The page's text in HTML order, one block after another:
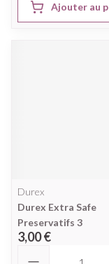
Ajouter au
Durex
Durex Extra Safe
Preservatifs 3
3,00 €